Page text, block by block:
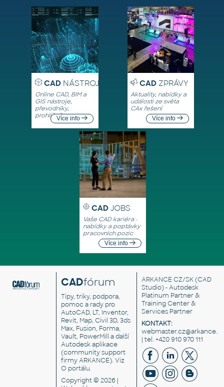
CADNÁSTROJE
Online CAD, BIM a
GIS nástroje,
převodníky,
prohlížečeVíce info
CADZPRÁVY
Aktuality, nabídky a
události ze světa
CAx řešení
Více info
CAD JOBS
Vaše CAD kariéra -
nabídky a poptávky
pracovních pozic
Více info
CADfórum
Tipy, triky, podpora,
pomoc a rady pro
AutoCAD, LT, Inventor,
Revit, Map, Civil 3D, 3ds
Max, Fusion, Forma,
Vault, PowerMill a další
Autodesk aplikace
(community support
firmy ARKANCE). Viz
O portálu.
Copyright © 2026 |
ARKANCE CZ/SK(CAD
Studio) - Autodesk
Platinum Partner &
Training Center &
Services Partner
KONTAKT:
| tel. +420 910 970 111